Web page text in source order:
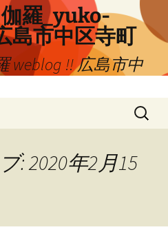
羅_yuko-
市中区寺町
weblog !! 広島市中
検
索:
: 2020年2月15